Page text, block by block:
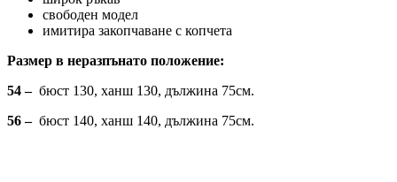
свободен модел
имитира закопчаване с копчета
Размер в неразпънато положение:
54 – бюст 130, ханш 130, дължина 75см.
56 – бюст 140, ханш 140, дължина 75см.